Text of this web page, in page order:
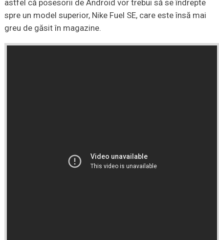
astfel că posesorii de Android vor trebui să se îndrepte
spre un model superior, Nike Fuel SE, care este însă mai
greu de găsit în magazine.